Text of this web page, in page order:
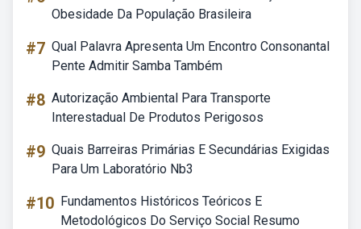
Obesidade Da População Brasileira
#7 Qual Palavra Apresenta Um Encontro Consonantal
Pente Admitir Samba Também
#8 Autorização Ambiental Para Transporte
Interestadual De Produtos Perigosos
#9 Quais Barreiras Primárias E Secundárias Exigidas
Para Um Laboratório Nb3
#10 Fundamentos Históricos Teóricos E
Metodológicos Do Serviço Social Resumo